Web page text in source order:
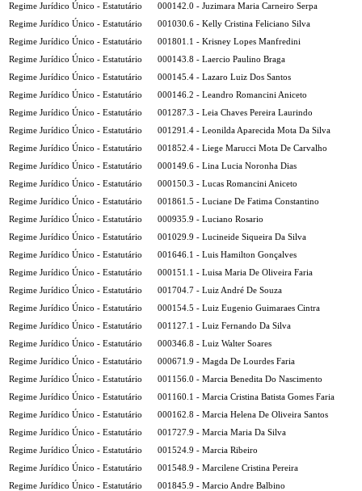
Regime Jurídico Único - Estatutário
000142.0 - Juzimara Maria Carneiro Serpa
Regime Jurídico Único - Estatutário
001030.6 - Kelly Cristina Feliciano Silva
Regime Jurídico Único - Estatutário
001801.1 - Krisney Lopes Manfredini
Regime Jurídico Único - Estatutário
000143.8 - Laercio Paulino Braga
Regime Jurídico Único - Estatutário
000145.4 - Lazaro Luiz Dos Santos
Regime Jurídico Único - Estatutário
000146.2 - Leandro Romancini Aniceto
Regime Jurídico Único - Estatutário
001287.3 - Leia Chaves Pereira Laurindo
Regime Jurídico Único - Estatutário
001291.4 - Leonilda Aparecida Mota Da Silva
Regime Jurídico Único - Estatutário
001852.4 - Liege Marucci Mota De Carvalho
Regime Jurídico Único - Estatutário
000149.6 - Lina Lucia Noronha Dias
Regime Jurídico Único - Estatutário
000150.3 - Lucas Romancini Aniceto
Regime Jurídico Único - Estatutário
001861.5 - Luciane De Fatima Constantino
Regime Jurídico Único - Estatutário
000935.9 - Luciano Rosario
Regime Jurídico Único - Estatutário
001029.9 - Lucineide Siqueira Da Silva
Regime Jurídico Único - Estatutário
001646.1 - Luis Hamilton Gonçalves
Regime Jurídico Único - Estatutário
000151.1 - Luisa Maria De Oliveira Faria
Regime Jurídico Único - Estatutário
001704.7 - Luiz André De Souza
Regime Jurídico Único - Estatutário
000154.5 - Luiz Eugenio Guimaraes Cintra
Regime Jurídico Único - Estatutário
001127.1 - Luiz Fernando Da Silva
Regime Jurídico Único - Estatutário
000346.8 - Luiz Walter Soares
Regime Jurídico Único - Estatutário
000671.9 - Magda De Lourdes Faria
Regime Jurídico Único - Estatutário
001156.0 - Marcia Benedita Do Nascimento
Regime Jurídico Único - Estatutário
001160.1 - Marcia Cristina Batista Gomes Faria
Regime Jurídico Único - Estatutário
000162.8 - Marcia Helena De Oliveira Santos
Regime Jurídico Único - Estatutário
001727.9 - Marcia Maria Da Silva
Regime Jurídico Único - Estatutário
001524.9 - Marcia Ribeiro
Regime Jurídico Único - Estatutário
001548.9 - Marcilene Cristina Pereira
Regime Jurídico Único - Estatutário
001845.9 - Marcio Andre Balbino